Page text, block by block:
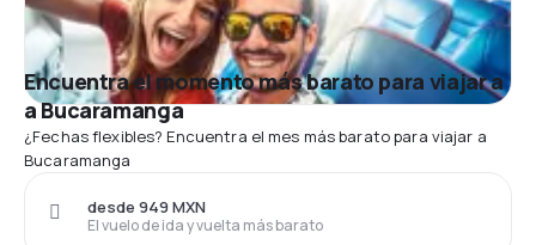
Encuentra el momento más barato para viajar a
a Bucaramanga
¿Fechas flexibles? Encuentra el mes más barato para viajar a
Bucaramanga
El vuelo de ida y vuelta más barato
desde 949 MXN